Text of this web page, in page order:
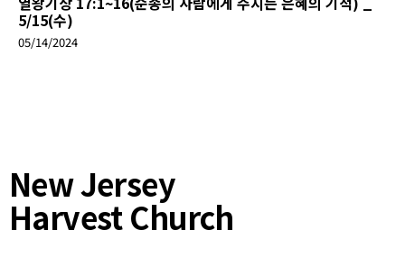
5/15(수)
05/14/2024
New Jersey
Harvest Church